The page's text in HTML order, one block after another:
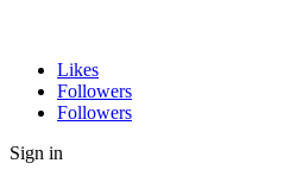
Likes
Followers
Followers
Sign in